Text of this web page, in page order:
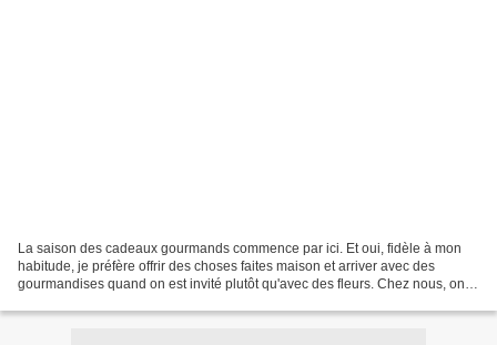
La saison des cadeaux gourmands commence par ici. Et oui, fidèle à mon
habitude, je préfère offrir des choses faites maison et arriver avec des
gourmandises quand on est invité plutôt qu'avec des fleurs. Chez nous, on